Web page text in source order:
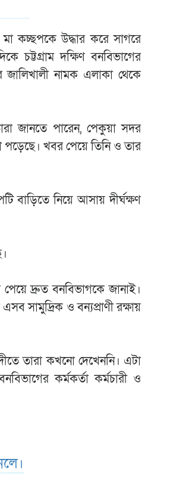
কচ্ছপকে উদ্ধার করে সাগরে
চট্টগ্রাম দক্ষিণ বনবিভাগের
জালিখালী নামক এলাকা থেকে
জানতে পারেন, পেকুয়া সদর
পড়েছে। খবর পেয়ে তিনি ও তার
বাড়িতে নিয়ে আসায় দীর্ঘক্ষণ
দ্রুত বনবিভাগকে জানাই।
সামুদ্রিক ও বন্যপ্রাণী রক্ষায়
তারা কখনো দেখেননি। এটা
কর্মকর্তা কর্মচারী ও